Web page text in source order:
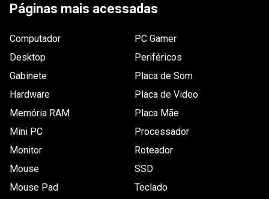
Páginas mais acessadas
Computador
Desktop
Gabinete
Hardware
Memória RAM
Mini PC
Monitor
Mouse
Mouse Pad
PC Gamer
Periféricos
Placa de Som
Placa de Video
Placa Mãe
Processador
Roteador
SSD
Teclado